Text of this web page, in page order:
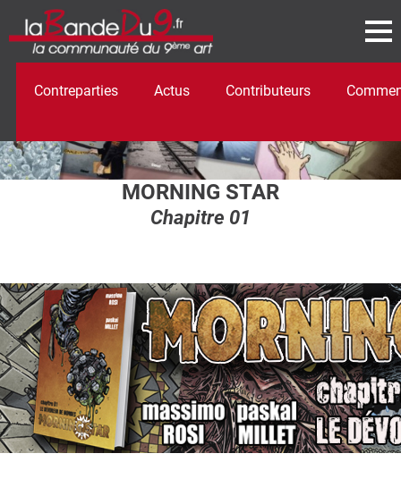
Contreparties Actus Contributeurs
MORNING STAR
Chapitre 01